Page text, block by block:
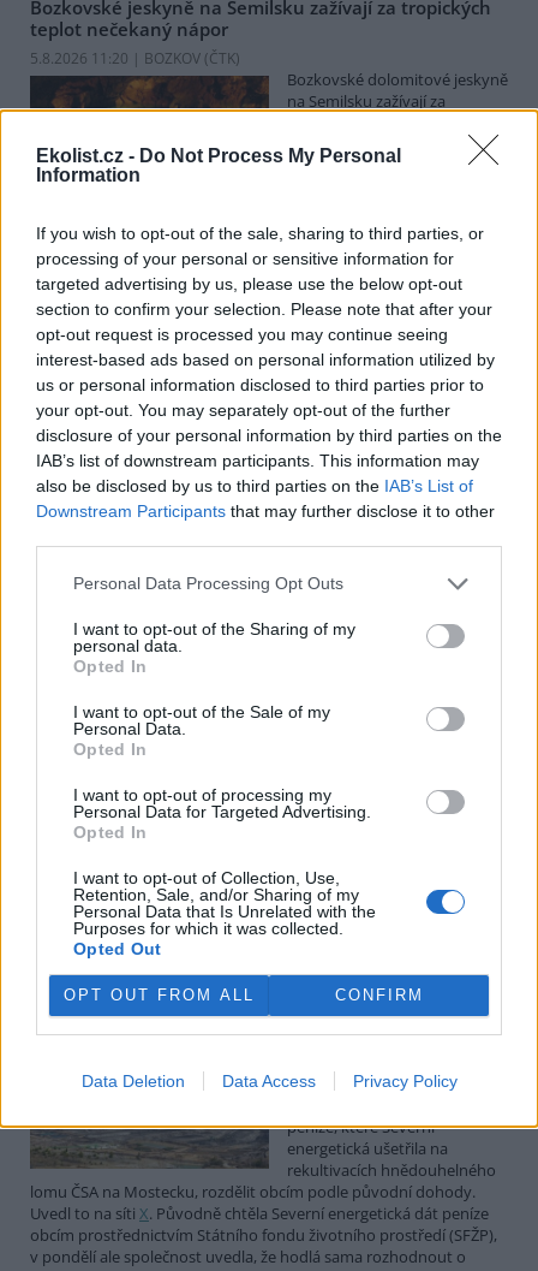
Ekolist.cz - Do Not Process My Personal
Information
If you wish to opt-out of the sale, sharing to third parties, or
processing of your personal or sensitive information for
targeted advertising by us, please use the below opt-out
section to confirm your selection. Please note that after your
opt-out request is processed you may continue seeing
interest-based ads based on personal information utilized by
us or personal information disclosed to third parties prior to
your opt-out. You may separately opt-out of the further
disclosure of your personal information by third parties on the
IAB’s list of downstream participants. This information may
also be disclosed by us to third parties on the IAB’s List of
Downstream Participants that may further disclose it to other
Personal Data Processing Opt Outs
I want to opt-out of the Sharing of my
personal data.
Opted In
I want to opt-out of the Sale of my
Personal Data.
Opted In
I want to opt-out of processing my
Personal Data for Targeted Advertising.
Opted In
I want to opt-out of Collection, Use,
Retention, Sale, and/or Sharing of my
Personal Data that Is Unrelated with the
Purposes for which it was collected.
Opted Out
OPT OUT FROM ALL CONFIRM
Data Deletion Data Access Privacy Policy
Bozkovské jeskyně na Semilsku zažívají za tropických
teplot nečekaný nápor
5.8.2026 11:20 | BOZKOV (ČTK)
Bozkovské dolomitové jeskyně
na Semilsku zažívají za
nečekaný nápor. Jde sice o
jedno z nejchladnějších míst v
Libereckém kraji, které má stálou teplotu mezi 7,5 až devíti stupni
Dušana Milky k nim lidé přicházeli spíše v době, když bylo nevlídno.
V pěti zemích Amazonie zatkli stovky lidí kvůli
environmentální kriminalitě
5.8.2026 10:34 | BOGOTÁ (ČTK)
Policisté v pěti zemích ležících
v Amazonii pozatýkali stovky
lidí a zabavili dřevo, minerály i
zvířata v hodnotě přes 280
milionů dolarů (kolem 5,9
miliard korun) při jednom z největších koordinovaných zásahů
proti environmentální kriminalitě v největším deštném pralese
světa. Napsala to agentura AP, podle níž se do operace nazvané
Potok Bylanka v Pardubicích vyschl. Městský obvod
chce, aby Povodí Labe vyčistilo koryto
5.8.2026 10:26 | PARDUBICE (ČTK)
Diskuse: 1
průtoků a suchého počasí
vyschl. Městský obvod VI chce
Povodí Labe. Organizace ale požadavek odmítla s tím, že údržbu
dělala už v červnu a další zásah v tuto chvíli neplánuje, zjistila ČTK.
Červený chce peníze ušetřené za rekultivaci rozdělit
obcím podle původní dohody
5.8.2026 01:29 (ČTK)
Ministr životního prostředí
peníze, které Severní
energetická ušetřila na
rekultivacích hnědouhelného
lomu ČSA na Mostecku, rozdělit obcím podle původní dohody.
Uvedl to na síti X. Původně chtěla Severní energetická dát peníze
obcím prostřednictvím Státního fondu životního prostředí (SFŽP),
v pondělí ale společnost uvedla, že hodlá sama rozhodnout o